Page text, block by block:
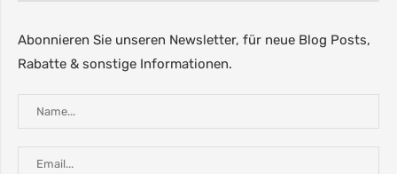
Abonnieren Sie unseren Newsletter, für neue Blog Posts,
Rabatte & sonstige Informationen.